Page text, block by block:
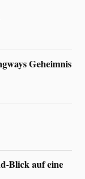
Geheimnis
Blick auf eine